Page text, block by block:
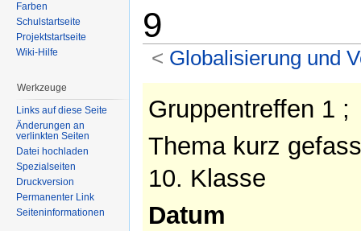
9
< Globalisierung und
Gruppentreffen 1 ;
Thema kurz
10. Klasse
Datum
Farben
Schulstartseite
Projektstartseite
Wiki-Hilfe
Werkzeuge
Links auf diese Seite
Änderungen an
verlinkten Seiten
Datei hochladen
Spezialseiten
Druckversion
Permanenter Link
Seiteninformationen